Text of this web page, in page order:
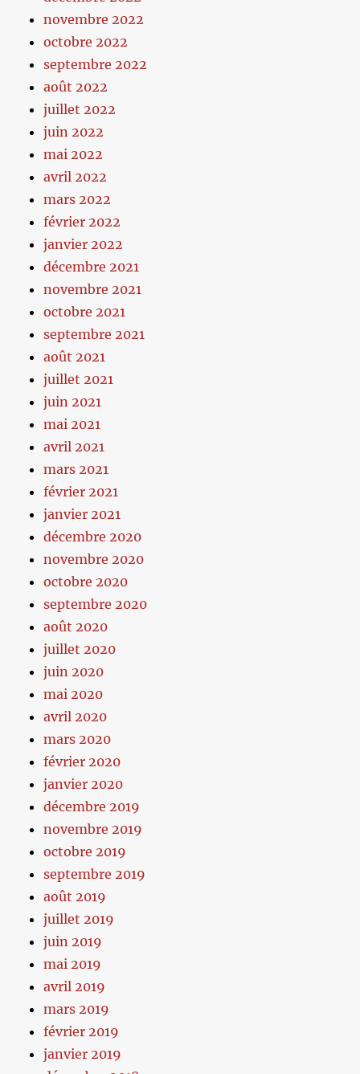
novembre 2022
octobre 2022
septembre 2022
août 2022
juillet 2022
juin 2022
mai 2022
avril 2022
mars 2022
février 2022
janvier 2022
décembre 2021
novembre 2021
octobre 2021
septembre 2021
août 2021
juillet 2021
juin 2021
mai 2021
avril 2021
mars 2021
février 2021
janvier 2021
décembre 2020
novembre 2020
octobre 2020
septembre 2020
août 2020
juillet 2020
juin 2020
mai 2020
avril 2020
mars 2020
février 2020
janvier 2020
décembre 2019
novembre 2019
octobre 2019
septembre 2019
août 2019
juillet 2019
juin 2019
mai 2019
avril 2019
mars 2019
février 2019
janvier 2019